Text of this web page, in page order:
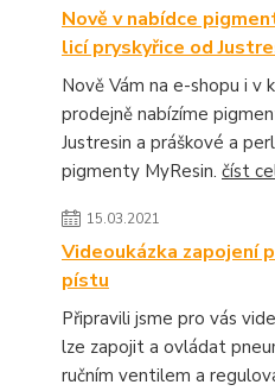
Nově v nabídce
licí pryskyřice od
Nově Vám na e-shopu i v
prodejně nabízíme
Justresin a práškové a
pigmenty MyResin. číst
15.03.2021
Videoukázka zapojení
pístu
Připravili jsme pro vás
lze zapojit a ovládat
ručním ventilem a